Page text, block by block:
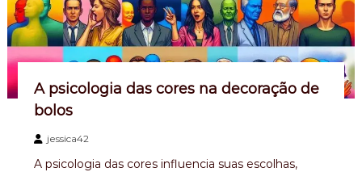
A psicologia das cores na decoração de
bolos
jessica42
A psicologia das cores influencia suas escolhas,